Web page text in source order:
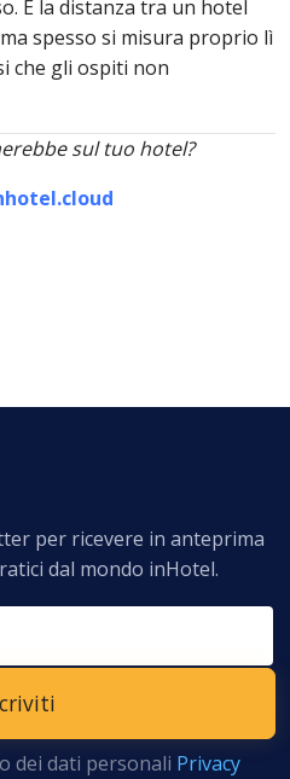
E la distanza tra un hotel
spesso si misura proprio lì
che gli ospiti non
sul tuo hotel?
per ricevere in anteprima
dal mondo inHotel.
dei dati personali Privacy